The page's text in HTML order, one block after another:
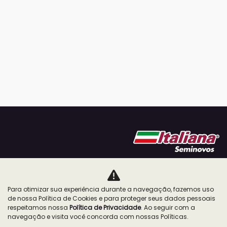
ESTOQUE
MAPA DO SITE
Para otimizar sua experiência durante a navegação, fazemos uso
de nossa Política de Cookies e para proteger seus dados pessoais
respeitamos nossa Política de Privacidade. Ao seguir com a
navegação e visita você concorda com nossas Políticas.